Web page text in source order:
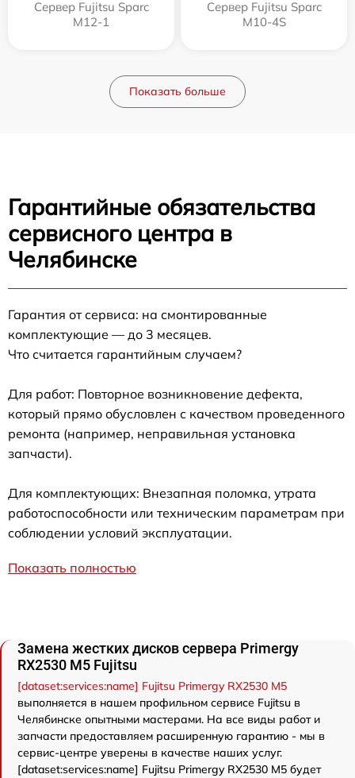
Сервер Fujitsu Sparc
M12-1
Сервер Fujitsu Sparc
M10-4S
Показать больше
Гарантийные обязательства
сервисного центра в
Челябинске
Гарантия от сервиса: на смонтированные
комплектующие — до 3 месяцев.
Что считается гарантийным случаем?
Для работ: Повторное возникновение дефекта,
который прямо обусловлен с качеством проведенного
ремонта (например, неправильная установка
запчасти).
Для комплектующих: Внезапная поломка, утрата
работоспособности или техническим параметрам при
соблюдении условий эксплуатации.
Показать полностью
Замена жестких дисков сервера Primergy
RX2530 M5 Fujitsu
[dataset:services:name] Fujitsu Primergy RX2530 M5
выполняется в нашем профильном сервисе Fujitsu в
Челябинске опытными мастерами. На все виды работ и
запчасти предоставляем расширенную гарантию - мы в
сервис-центре уверены в качестве наших услуг.
[dataset:services:name] Fujitsu Primergy RX2530 M5 будет